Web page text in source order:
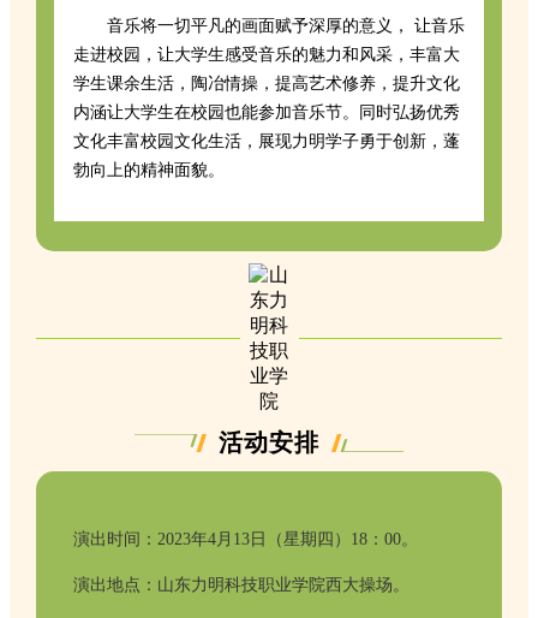
音乐将一切平凡的画面赋予深厚的意义， 让音乐
走进校园，让大学生感受音乐的魅力和风采，丰富大
学生课余生活，陶冶情操，提高艺术修养，提升文化
内涵让大学生在校园也能参加音乐节。同时弘扬优秀
文化丰富校园文化生活，展现力明学子勇于创新，蓬
勃向上的精神面貌。
活动安排
演出时间：2023年4月13日（星期四）18：00。
演出地点：山东力明科技职业学院西大操场。